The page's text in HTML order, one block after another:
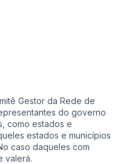
Gestor da Rede de
do governo
como estados e
estados e municípios
caso daqueles com
valerá.